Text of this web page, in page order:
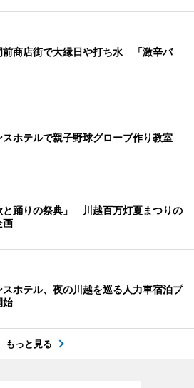
前商店街で大縁日や打ち水 「激辛バ
スホテルで親子野球グローブ作り教室
と踊りの祭典」 川越百万灯夏まつりの
画
スホテル、夜の川越を巡る人力車宿泊プ
始
もっと見る